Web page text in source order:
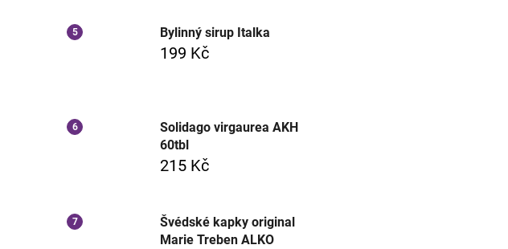
Bylinný sirup Italka
199 Kč
Solidago virgaurea AKH
60tbl
215 Kč
Švédské kapky original
Marie Treben ALKO